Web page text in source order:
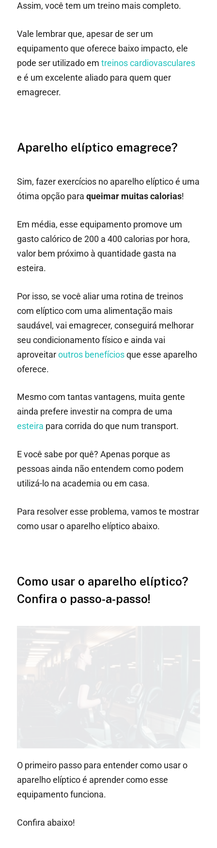
Assim, você tem um treino mais completo.
Vale lembrar que, apesar de ser um
equipamento que oferece baixo impacto, ele
pode ser utilizado em treinos cardiovasculares
e é um excelente aliado para quem quer
emagrecer.
Aparelho elíptico emagrece?
Sim, fazer exercícios no aparelho elíptico é uma
ótima opção para queimar muitas calorias!
Em média, esse equipamento promove um
gasto calórico de 200 a 400 calorias por hora,
valor bem próximo à quantidade gasta na
esteira.
Por isso, se você aliar uma rotina de treinos
com elíptico com uma alimentação mais
saudável, vai emagrecer, conseguirá melhorar
seu condicionamento físico e ainda vai
aproveitaroutros benefíciosque esse aparelho
oferece.
Mesmo com tantas vantagens, muita gente
ainda prefere investir na compra de uma
esteira para corrida do que num transport.
E você sabe por quê? Apenas porque as
pessoas ainda não entendem como podem
utilizá-lo na academia ou em casa.
Para resolver esse problema, vamos te mostrar
como usar o aparelho elíptico abaixo.
Como usar o aparelho elíptico?
Confira o passo-a-passo!
O primeiro passo para entender como usar o
aparelho elíptico é aprender como esse
equipamento funciona.
Confira abaixo!